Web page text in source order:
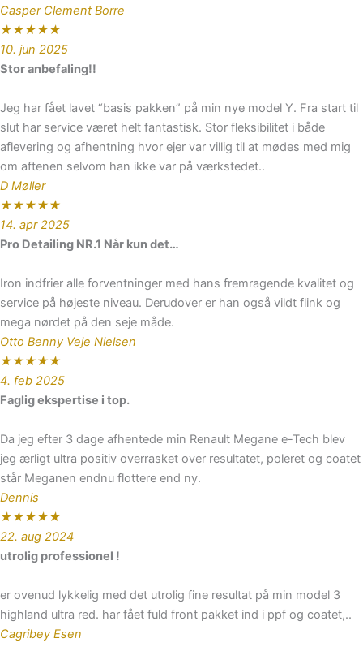
Casper Clement Borre
★★★★★
10. jun 2025
Stor anbefaling!!
Jeg har fået lavet “basis pakken” på min nye model Y. Fra start til
slut har service været helt fantastisk. Stor fleksibilitet i både
aflevering og afhentning hvor ejer var villig til at mødes med mig
om aftenen selvom han ikke var på værkstedet..
D Møller
★★★★★
14. apr 2025
Pro Detailing NR.1 Når kun det…
Iron indfrier alle forventninger med hans fremragende kvalitet og
service på højeste niveau. Derudover er han også vildt flink og
mega nørdet på den seje måde.
Otto Benny Veje Nielsen
★★★★★
4. feb 2025
Faglig ekspertise i top.
Da jeg efter 3 dage afhentede min Renault Megane e-Tech blev
jeg ærligt ultra positiv overrasket over resultatet, poleret og coatet
står Meganen endnu flottere end ny.
Dennis
★★★★★
22. aug 2024
utrolig professionel !
er ovenud lykkelig med det utrolig fine resultat på min model 3
highland ultra red. har fået fuld front pakket ind i ppf og coatet,..
Cagribey Esen